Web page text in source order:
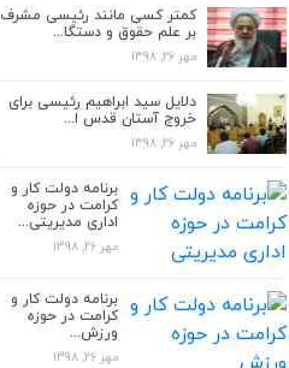
کمتر کسی مانند رئیسی مشرف
بر علم حقوق و دستگا...
مهر 26, 1398
دلایل سید ابراهیم رئیسی برای
خروج آستان قدس ا...
مهر 26, 1398
برنامه دولت کار و
کرامت در حوزه
اداری مدیریتی...
مهر 26, 1398
برنامه دولت کار و
کرامت در حوزه
ورزش...
مهر 26, 1398
کمتر کسی مانند رئیسی مشرف بر علم
حقوق و دستگا...
مهر 26, 1398